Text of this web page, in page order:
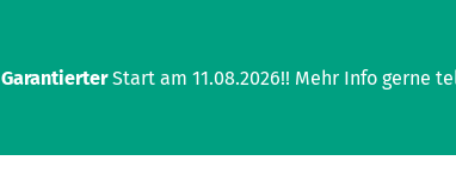
GarantierterStart am 11.08.2026!! Mehr Info gerne